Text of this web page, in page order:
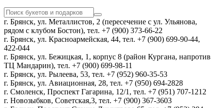
г. Брянск, ул. Металлистов, 2 (пересечение с ул. Ульянова,
рядом с клубом Бостон), тел. +7 (900) 373-66-22
г. Брянск, ул. Красноармейская, 44, тел. +7 (900) 699-90-44,
422-044
г. Брянск, ул. Бежицкая, 1, корпус 8 (район Кургана, напротив
ТЦ Мандарин), тел. +7 (900) 699-98-11
г. Брянск, ул. Рылеева, 53, тел. +7 (952) 960-35-53
г. Брянск, ул. Авиационная, 28, тел. +7 (950) 694-2828
г. Смоленск, Проспект Гагарина, 12/1, тел. +7 (951) 707-1212
г. Новозыбков, Советская,3, тел. +7 (900) 367-3603